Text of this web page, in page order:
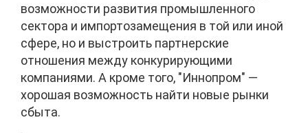
возможности развития промышленного
сектора и импортозамещения в той или иной
сфере, но и выстроить партнерские
отношения между конкурирующими
компаниями. А кроме того, "Иннопром" —
хорошая возможность найти новые рынки
сбыта.